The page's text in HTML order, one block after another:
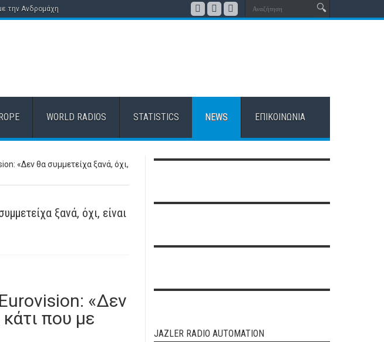
την Ανδρομάχη
WORLD RADIOS STATISTICS NEWS ΕΠΙΚΟΙΝΩΝΊΑ
«Δεν θα συμμετείχα ξανά, όχι,
ξανά, όχι, είναι
«Δεν
κάτι που με
JAZLER RADIO AUTOMATION